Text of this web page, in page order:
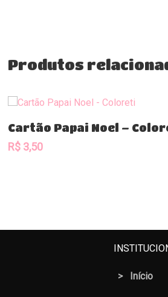
Produtos
Comprar
Cartão Papai Noel –
R$ 3,50
> Início